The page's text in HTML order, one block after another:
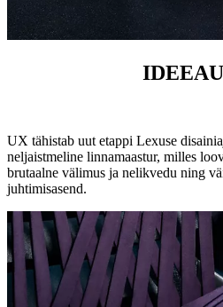
UX tähistab uut etappi Lexuse
neljaistmeline linnamaastur, milles
brutaalne välimus ja nelikvedu ning
juhtimisasend.